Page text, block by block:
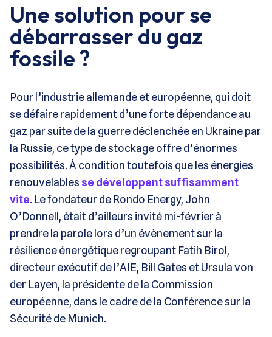
Une solution pour se
débarrasser du gaz
fossile ?
Pour l’industrie allemande et européenne, qui doit
se défaire rapidement d’une forte dépendance au
gaz par suite de la guerre déclenchée en Ukraine par
la Russie, ce type de stockage offre d’énormes
possibilités. À condition toutefois que les énergies
renouvelables se développent suffisamment
vite. Le fondateur de Rondo Energy, John
O’Donnell, était d’ailleurs invité mi-février à
prendre la parole lors d’un évènement sur la
résilience énergétique regroupant Fatih Birol,
directeur exécutif de l’AIE, Bill Gates et Ursula von
der Layen, la présidente de la Commission
européenne, dans le cadre de la Conférence sur la
Sécurité de Munich.